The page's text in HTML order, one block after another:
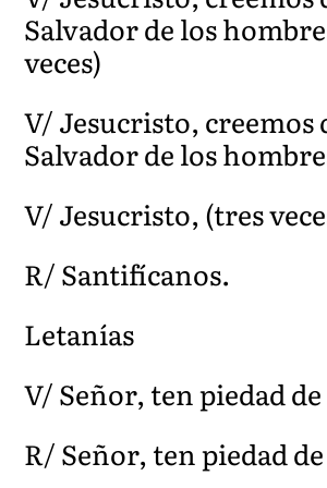
Salvador de los
veces)
V/ Jesucristo, creemos
Salvador de los
V/ Jesucristo, (tres
R/ Santifícanos.
Letanías
V/ Señor, ten piedad
R/ Señor, ten piedad